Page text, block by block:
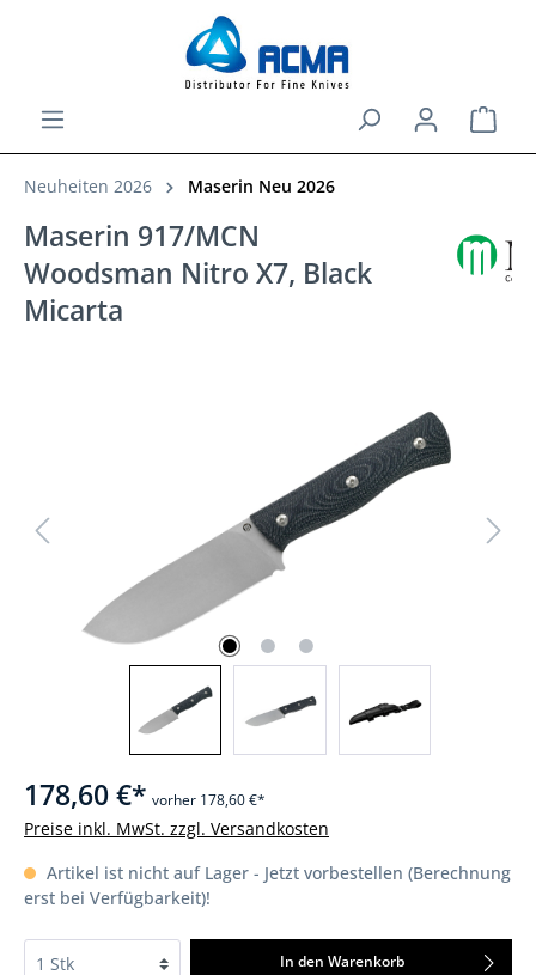
Neuheiten 2026 Maserin Neu 2026
Maserin 917/MCN
Woodsman Nitro X7, Black
Micarta
178,60 €* vorher 178,60 €*
Preise inkl. MwSt. zzgl. Versandkosten
Artikel ist nicht auf Lager - Jetzt vorbestellen (Berechnung
erst bei Verfügbarkeit)!
In den Warenkorb